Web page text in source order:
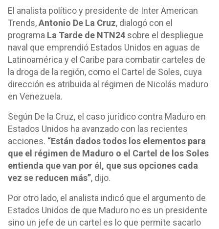
El analista político y presidente de Inter American
Trends,Antonio De La Cruz, dialogó con el
programa La Tarde de NTN24 sobre el despliegue
naval que emprendió Estados Unidos en aguas de
Latinoamérica y el Caribe para combatir carteles de
la droga de la región, como el Cartel de Soles, cuya
dirección es atribuida al régimen de Nicolás maduro
en Venezuela.
Según De la Cruz, el caso jurídico contra Maduro en
Estados Unidos ha avanzado con las recientes
acciones. “Están dados todos los elementos para
que el régimen de Maduro o el Cartel de los Soles
entienda que van por él, que sus opciones cada
vez se reducen más”, dijo.
Por otro lado, el analista indicó que el argumento de
Estados Unidos de que Maduro no es un presidente
sino un jefe de un cartel es lo que permite sacarlo